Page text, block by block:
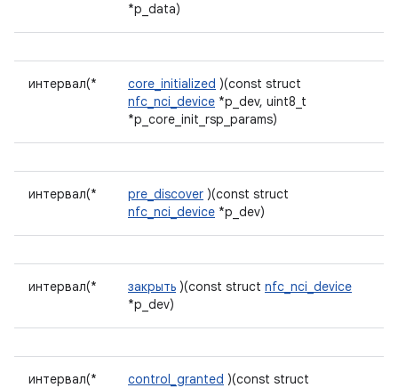
*p_data)
интервал(* core_initialized )(const struct
nfc_nci_device *p_dev, uint8_t
*p_core_init_rsp_params)
интервал(* pre_discover )(const struct
nfc_nci_device *p_dev)
интервал(* закрыть )(const struct nfc_nci_device
*p_dev)
интервал(* control_granted )(const struct